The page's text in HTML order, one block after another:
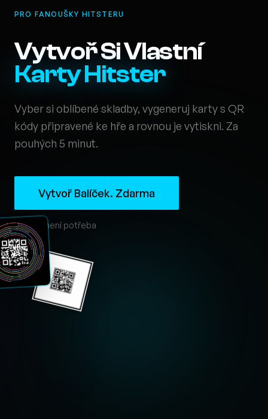
PRO FANOUŠKY HITSTERU
Vytvoř Si Vlastní
Karty Hitster
Vyber si oblíbené skladby, vygeneruj karty s QR
kódy připravené ke hře a rovnou je vytiskni. Za
pouhých 5 minut.
Vytvoř Balíček. Zdarma
Účet není potřeba